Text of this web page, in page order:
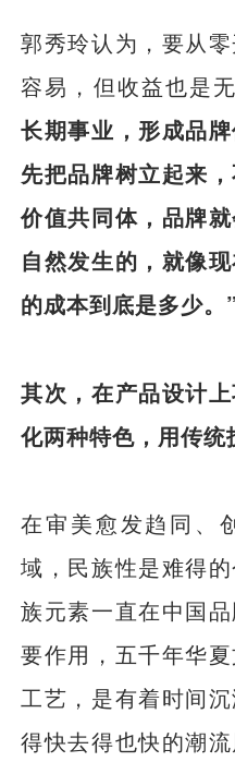
郭秀玲认为，要从
容易，但收益也是
长期事业，形成品
先把品牌树立起来
价值共同体，品牌
自然发生的，就像
的成本到底是多少。”
其次，在产品设计
化两种特色，用传统
在审美愈发趋同、
域，民族性是难得
族元素一直在中国
要作用，五千年华
工艺，是有着时间
得快去得也快的潮